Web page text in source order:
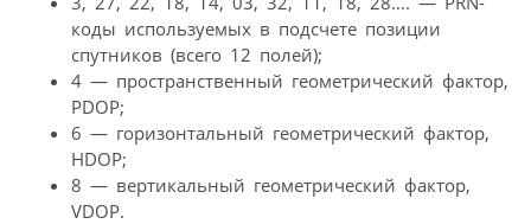
коды используемых в подсчете позиции
спутников (всего 12 полей);
4 — пространственный геометрический фактор,
PDOP;
6 — горизонтальный геометрический фактор,
HDOP;
8 — вертикальный геометрический фактор,
VDOP.